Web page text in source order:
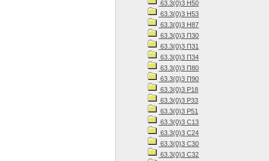
63.3(0)3 Н50
63.3(0)3 Н53
63.3(0)3 Н87
63.3(0)3 П30
63.3(0)3 П31
63.3(0)3 П34
63.3(0)3 П80
63.3(0)3 П90
63.3(0)3 Р18
63.3(0)3 Р33
63.3(0)3 Р51
63.3(0)3 С13
63.3(0)3 С24
63.3(0)3 С30
63.3(0)3 С32